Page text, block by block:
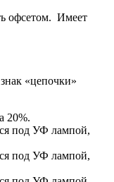
офсетом. Имеет
«цепочки»
20%.
под УФ лампой,
под УФ лампой,